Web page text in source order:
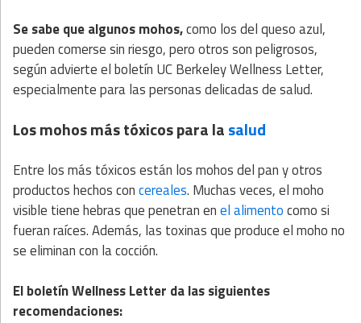
Se sabe que algunos mohos,como los del queso azul,
pueden comerse sin riesgo, pero otros son peligrosos,
según advierte el boletín UC Berkeley Wellness Letter,
especialmente para las personas delicadas de salud.
Los mohos más tóxicos para la salud
Entre los más tóxicos están los mohos del pan y otros
productos hechos concereales. Muchas veces, el moho
visible tiene hebras que penetran enel alimentocomo si
fueran raíces. Además, las toxinas que produce el moho no
se eliminan con la cocción.
El boletín Wellness Letter da las siguientes
recomendaciones: